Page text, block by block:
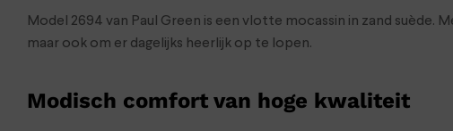
Model 2694 van Paul Green is een vlotte mocassin in zand
maar ook om er dagelijks heerlijk op te lopen.
Modisch comfort van hoge kwaliteit